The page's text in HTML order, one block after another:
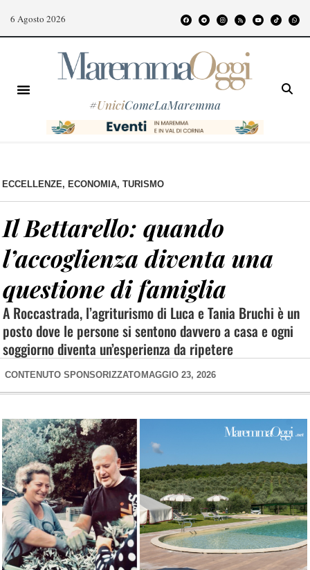
6 Agosto 2026
#UniciComeLaMaremma
ECCELLENZE, ECONOMIA, TURISMO
Il Bettarello: quando
l’accoglienza diventa una
questione di famiglia
A Roccastrada, l’agriturismo di Luca e Tania Bruchi è un
posto dove le persone si sentono davvero a casa e ogni
soggiorno diventa un’esperienza da ripetere
CONTENUTO SPONSORIZZATO MAGGIO 23, 2026